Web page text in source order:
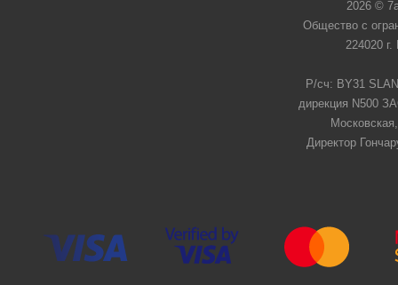
2026 ©
Общество с
224020
Р/сч: BY31
дирекция N500
Директор